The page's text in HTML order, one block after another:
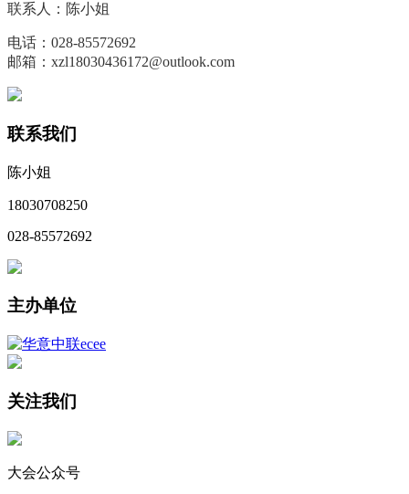
联系人：陈小姐
电话：028-85572692
邮箱：xzl18030436172@outlook.com
联系我们
陈小姐
18030708250
028-85572692
主办单位
关注我们
大会公众号